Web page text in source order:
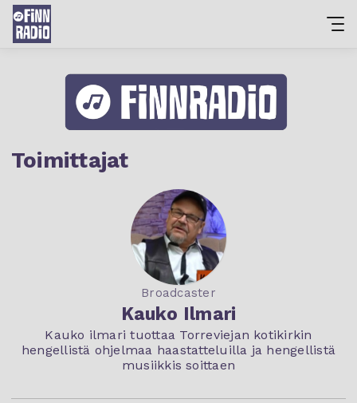
Toimittajat
Broadcaster
Kauko Ilmari
Kauko ilmari tuottaa Torreviejan kotikirkin
hengellistä ohjelmaa haastatteluilla ja hengellistä
musiikkis soittaen